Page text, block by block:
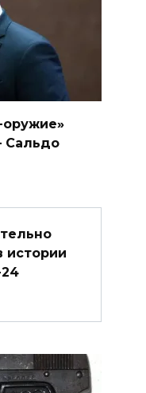
оружие»
Сальдо
истории